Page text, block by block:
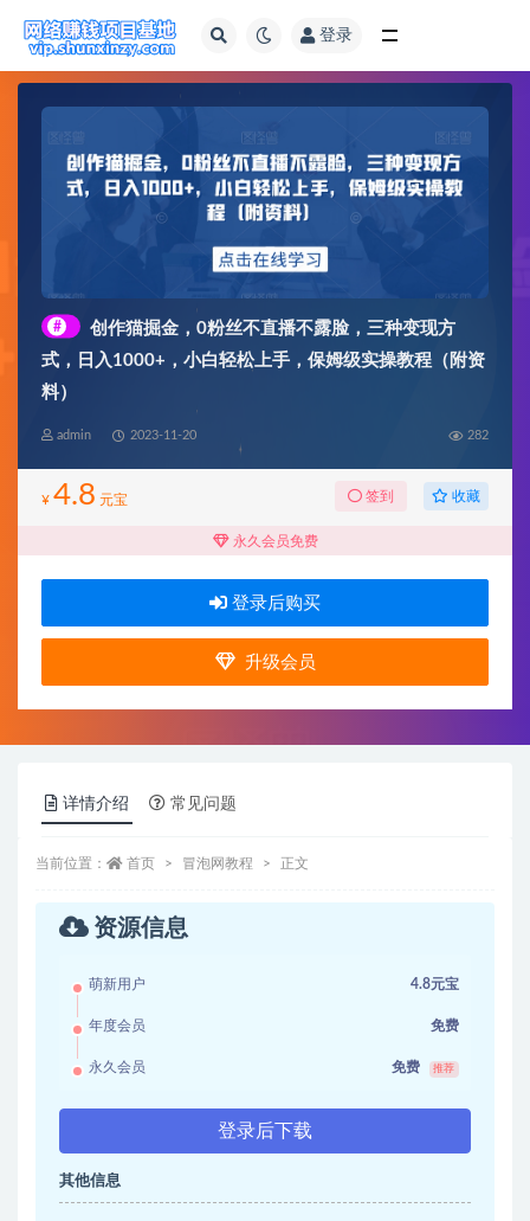
登录
#
创作猫掘金，0粉丝不直播不露脸，三种变现方
式，日入1000+，小白轻松上手，保姆级实操教程（附资
料）
admin 2023-11-20 282
¥ 4.8 元宝 签到 收藏
永久会员免费
登录后购买
升级会员
详情介绍 常见问题
当前位置： 首页 冒泡网教程 正文
资源信息
萌新用户 4.8元宝
年度会员 免费
永久会员 免费 推荐
登录后下载
其他信息